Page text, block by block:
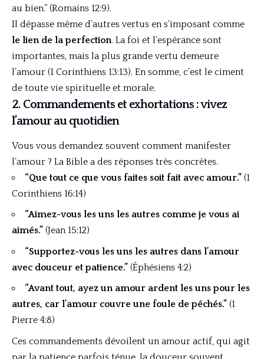
au bien.” (Romains 12:9).
Il dépasse même d’autres vertus en s’imposant comme
le lien de la perfection. La foi et l’espérance sont
importantes, mais la plus grande vertu demeure
l’amour (1 Corinthiens 13:13). En somme, c’est le ciment
de toute vie spirituelle et morale.
2. Commandements et exhortations : vivez
l’amour au quotidien
Vous vous demandez souvent comment manifester
l’amour ? La Bible a des réponses très concrètes.
“Que tout ce que vous faites soit fait avec amour.” (1
Corinthiens 16:14)
“Aimez-vous les uns les autres comme je vous ai
aimés.” (Jean 15:12)
“Supportez-vous les uns les autres dans l’amour
avec douceur et patience.” (Éphésiens 4:2)
“Avant tout, ayez un amour ardent les uns pour les
autres, car l’amour couvre une foule de péchés.” (1
Pierre 4:8)
Ces commandements dévoilent un amour actif, qui agit